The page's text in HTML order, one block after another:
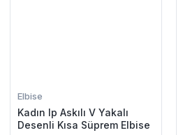
Elbise
Kadın Ip Askılı V Yakalı
Desenli Kısa Süprem Elbise